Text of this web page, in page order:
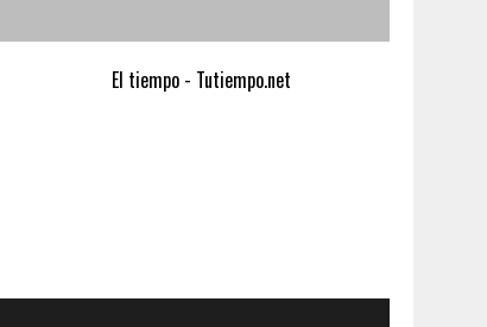
El tiempo - Tutiempo.net